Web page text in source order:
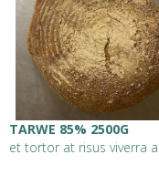
TARWE 85% 2500G